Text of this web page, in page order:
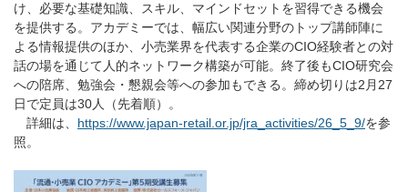
け、必要な基礎知識、スキル、マインドセットを習得できる機会
を提供する。アカデミーでは、幅広い関連分野のトップ講師陣に
よる情報提供のほか、小売業界を代表する企業のCIO経験者との対
話の場を通じて人的ネットワーク構築が可能。終了後もCIO研究会
への陪席、勉強会・懇親会等への参加もできる。締め切りは2月27
日で定員は30人（先着順）。
詳細は、 https://www.japan-retail.or.jp/jra_activities/26_5_9/を参
照。